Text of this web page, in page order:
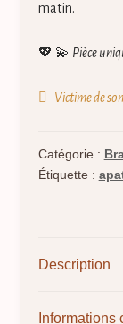
matin.
💖 💫 Pièce
Victime de
Catégorie :
Étiquette :
Description
Informations